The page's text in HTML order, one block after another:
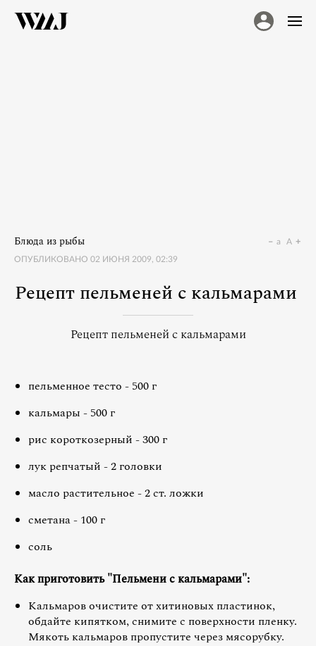
Блюда из рыбы
ОПУБЛИКОВАНО 02 ИЮНЯ 2009, 02:39
a A
Рецепт пельменей с кальмарами
Рецепт пельменей с кальмарами
пельменное тесто - 500 г
кальмары - 500 г
рис короткозерный - 300 г
лук репчатый - 2 головки
масло растительное - 2 ст. ложки
сметана - 100 г
соль
Как приготовить "Пельмени с кальмарами":
Кальмаров очистите от хитиновых пластинок,
обдайте кипятком, снимите с поверхности пленку.
Мякоть кальмаров пропустите через мясорубку.